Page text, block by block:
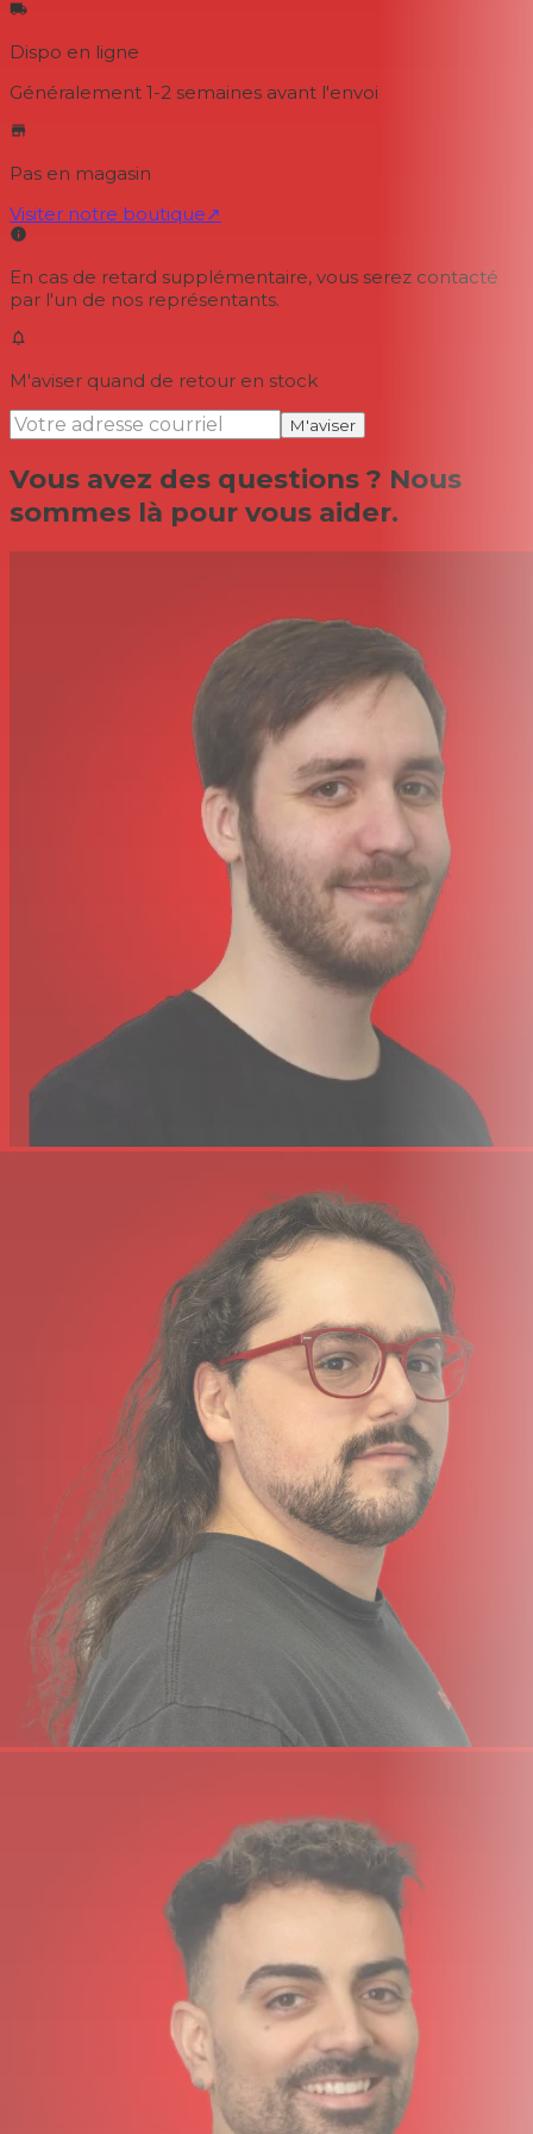
Dispo en ligne
Généralement 1-2 semaines avant l'envoi
Pas en magasin
Visiter notre boutique↗
En cas de retard supplémentaire, vous serez contacté
par l'un de nos représentants.
M'aviser quand de retour en stock
M'aviser
Vous avez des questions ? Nous
sommes là pour vous aider.